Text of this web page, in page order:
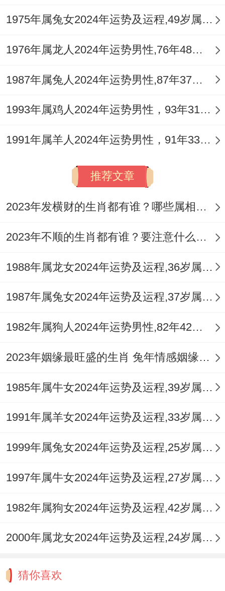
已有伴侣或已婚者。本年感情将面临较大考
与信任危机，日常琐事的摩擦可能被放大，
严重者甚至出现冷战、分离之象，尤其需注
维系感情之路，在于加强沟通的耐心与诚
意，避免翻旧账与意气用事，可主动制造部
分温馨的家庭时光或共同兴趣活动，以柔克
刚，化解戾气，对于希望稳固姻缘者，可借
此与谐吸引力。
属兔人2026年平安健康运势：心神耗损，疾
示。木主肝胆，筋骨、神经为你，过旺的火
势会耗泄木气，造成属兔人容易感到情绪焦
发头痛，眼睛干涩、肝火旺盛等问题，「相
暗示，特别是心血管，血压在领域、需加以
关注。
原因是「绞煞」星的作用。小病小痛容易拖
的重点在于「养心」跟「调肝」：保持规律
菜以疏肝理气；可通过瑜伽、冥想、户外散
车内悬挂「祥安阁一路畅行车挂」，以祈路
1975年属兔女2024年运势及运程,49岁属兔人2024全年每月运势女性如何
1976年属龙人2024年运势男性,76年48岁属龙男2024年每月运程怎么样
1987年属兔人2024年运势男性,87年37岁属兔男2024年每月运程怎么样
1993年属鸡人2024年运势男性，93年31岁属鸡男2024年每月运程怎么样
1991年属羊人2024年运势男性，91年33岁属羊男2024年每月运程怎么样
推荐文章
2023年发横财的生肖都有谁？哪些属相财运旺盛？
2023年不顺的生肖都有谁？要注意什么呢？
1988年属龙女2024年运势及运程,36岁属龙人2024全年每月运势女性如何
1987年属兔女2024年运势及运程,37岁属兔人2024全年每月运势女性如何
1982年属狗人2024年运势男性,82年42岁属狗男2024年每月运程怎么样
2023年姻缘最旺盛的生肖 兔年情感姻缘运比较旺的属相
1985年属牛女2024年运势及运程,39岁属牛人2024全年每月运势女性如何
1991年属羊女2024年运势及运程,33岁属羊人2024全年每月运势女性如何
1999年属兔女2024年运势及运程,25岁属兔人2024全年每月运势女性如何
1997年属牛女2024年运势及运程,27岁属牛人2024全年每月运势女性如何
1982年属狗女2024年运势及运程,42岁属狗人2024全年每月运势女性如何
2000年属龙女2024年运势及运程,24岁属龙人2024全年每月运势女性如何
猜你喜欢